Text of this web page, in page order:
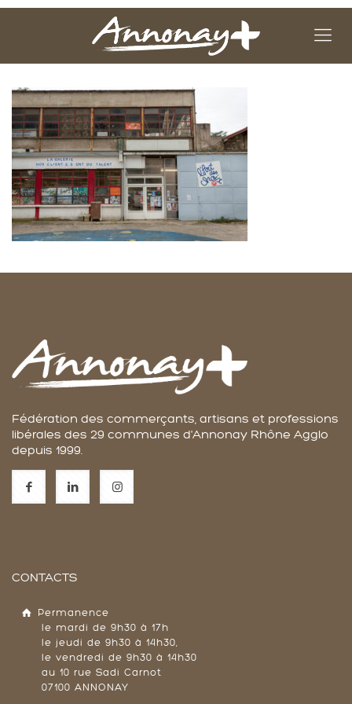
Fédération des commerçants, artisans et professions
libérales des 29 communes d'Annonay Rhône Agglo
depuis 1999.
CONTACTS
Permanence
le mardi de 9h30 à 17h
le jeudi de 9h30 à 14h30,
le vendredi de 9h30 à 14h30
au 10 rue Sadi Carnot
07100 ANNONAY